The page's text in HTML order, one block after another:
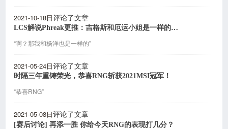
2021-10-18日评论了文章
LCS解说Phreak更推：吉格斯和厄运小姐是一样的英雄
“啊？那我和杨洋也是一样的”
2021-05-24日评论了文章
时隔三年重铸荣光，恭喜RNG斩获2021MSI冠军！
“恭喜RNG”
2021-05-08日评论了文章
[赛后讨论] 再添一胜 你给今天RNG的表现打几分？